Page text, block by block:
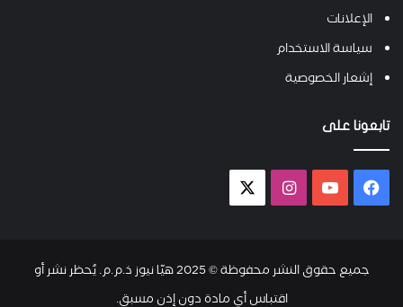
الإعلانات
سياسة الاستخدام
إشعار الخصوصية
تابعونا على
فيسبوك يوتيوب انستقرام
جميع حقوق النشر محفوظة © 2025 هيّا نيوز ذ.م.م. يُحظر نشر أو
اقتباس أي مادة دون إذن مسبق.